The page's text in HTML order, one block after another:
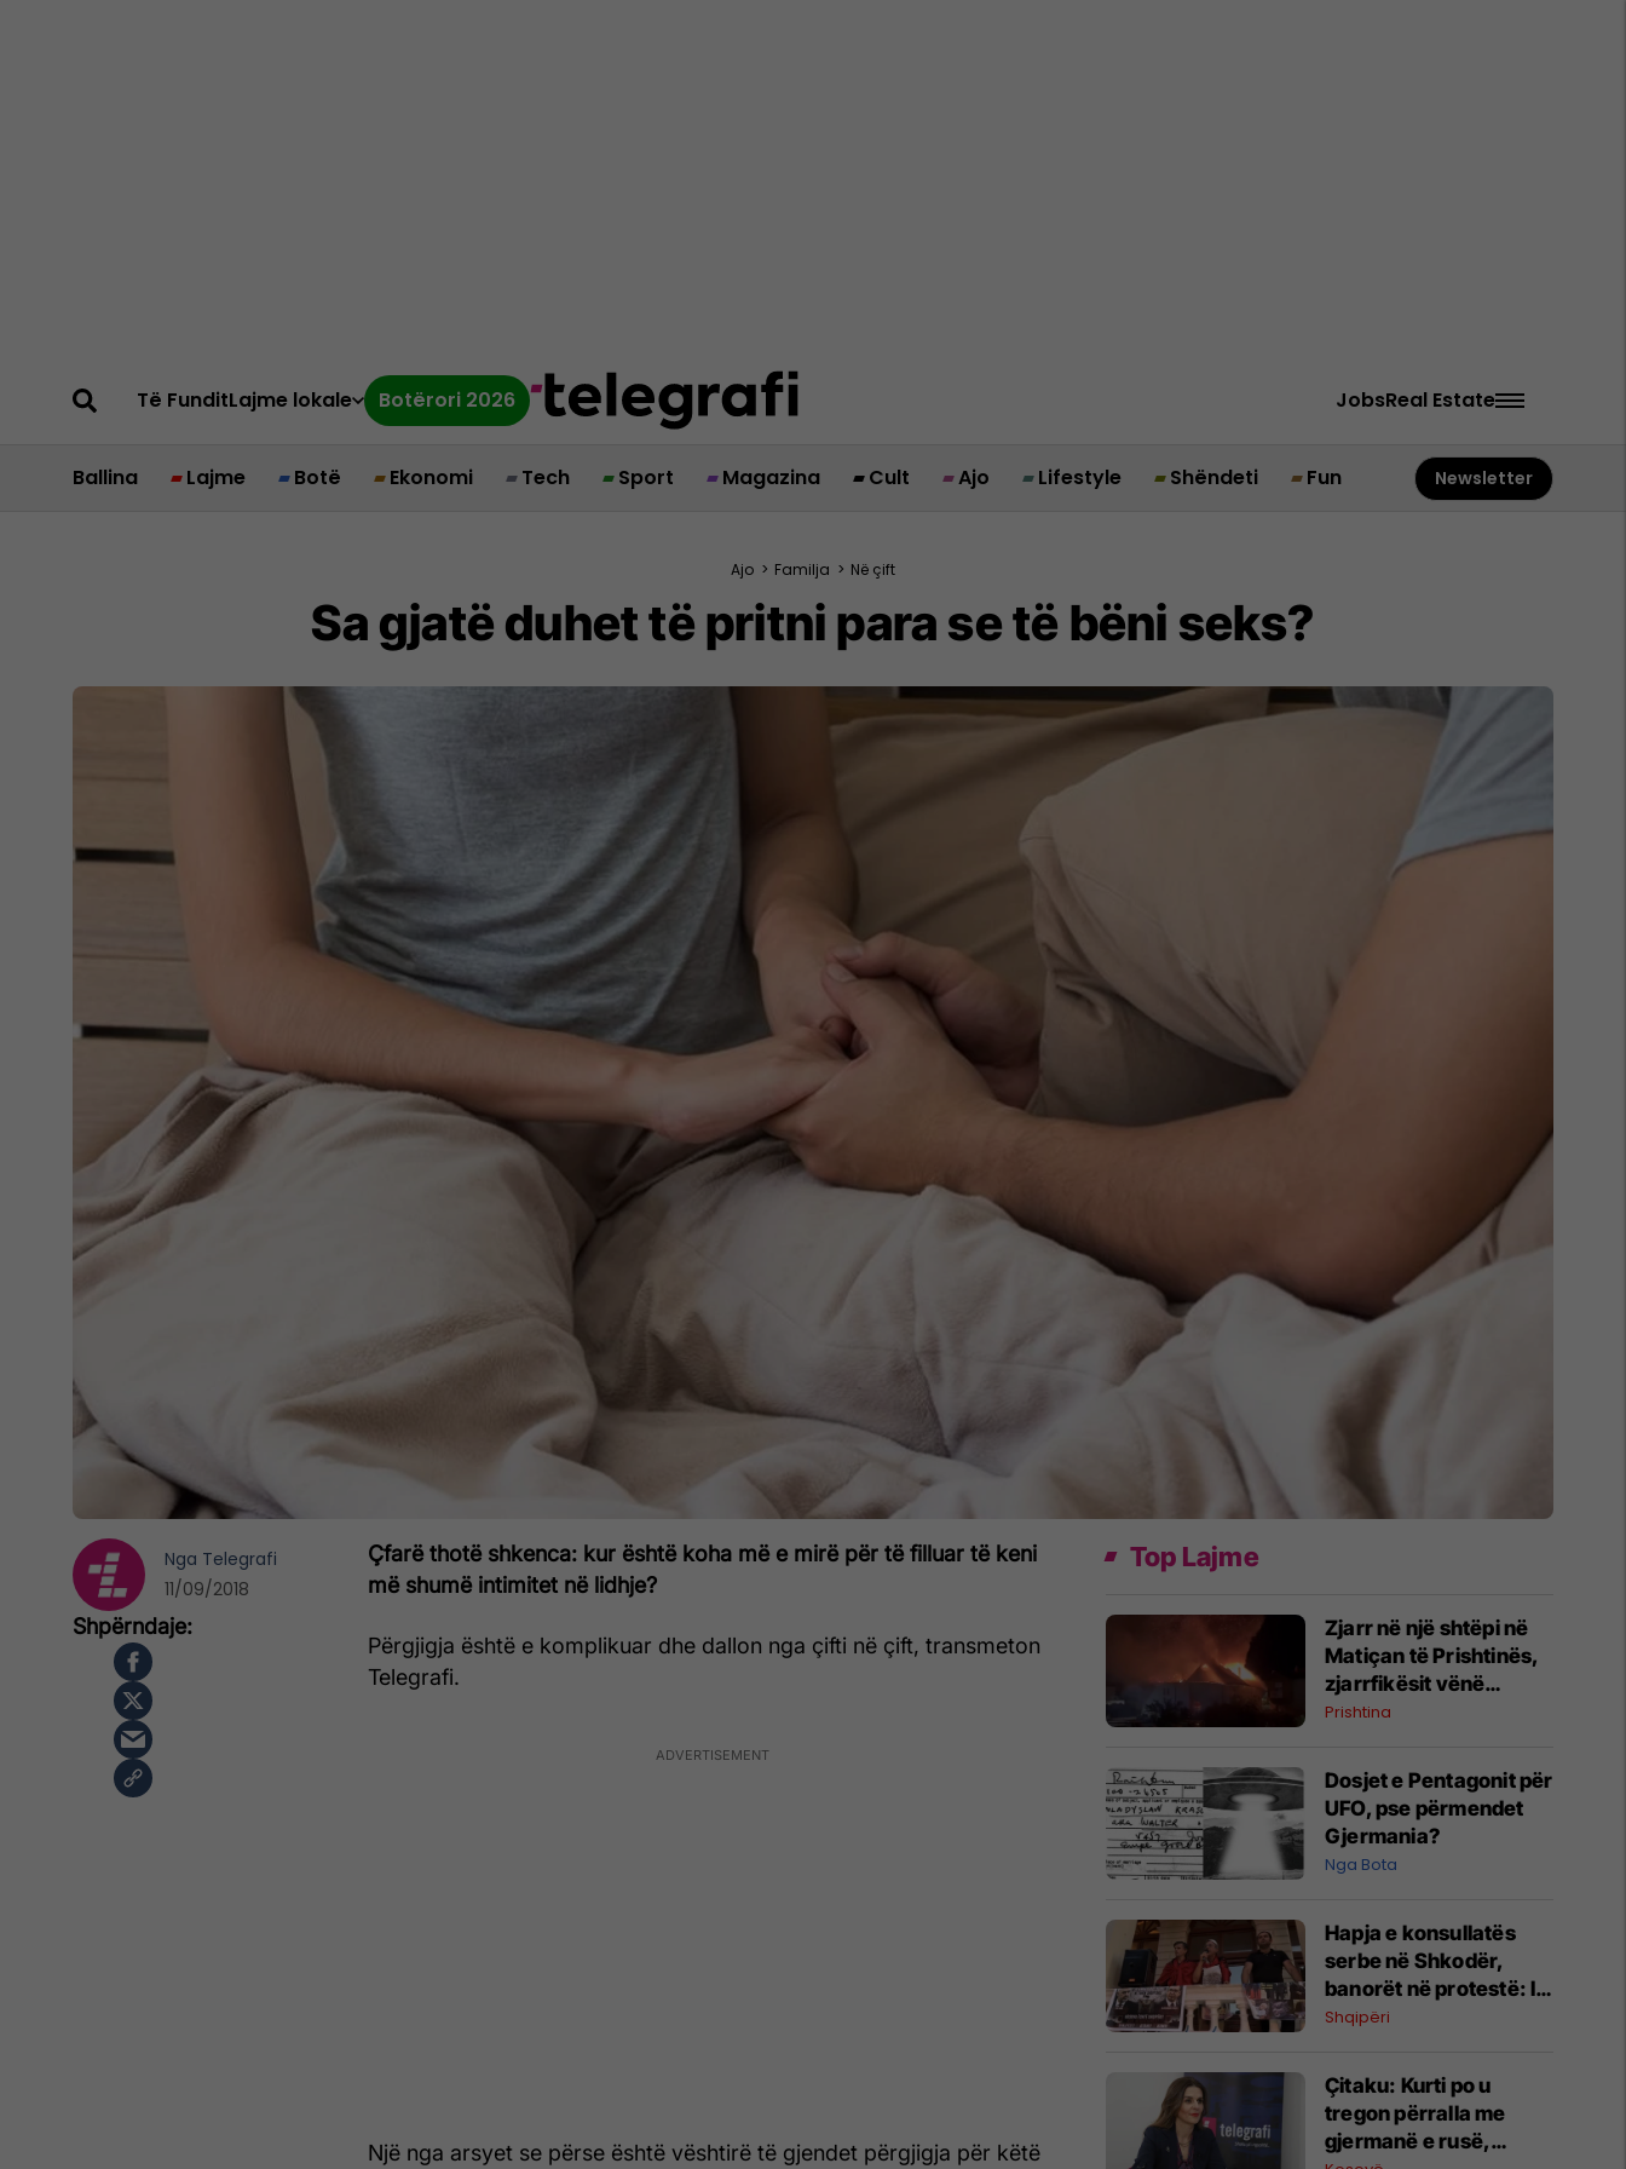
Të FunditLajme lokale Botërori 2026 JobsReal Estate
Ballina Lajme Botë Ekonomi Tech Sport Magazina Cult Ajo Lifestyle Shëndeti Fun Newsletter
Ajo > Familja > Në çift
Sa gjatë duhet të pritni para se të bëni seks?
Çfarë thotë shkenca: kur është koha më e mirë për të filluar të keni
më shumë intimitet në lidhje?
Përgjigja është e komplikuar dhe dallon nga çifti në çift, transmeton
Telegrafi.
Një nga arsyet se përse është vështirë të gjendet përgjigja për këtë
Nga Telegrafi
11/09/2018
Top Lajme
Zjarr në një shtëpi në
Matiçan të Prishtinës,
zjarrfikësit vënë
situatën nën kontroll
Prishtina
Dosjet e Pentagonit për
UFO, pse përmendet
Gjermania?
Nga Bota
Hapja e konsullatës
serbe në Shkodër,
banorët në protestë: I
kemi të freskëta
shumë
Shqipëri
Çitaku: Kurti po u
tregon përralla me
gjermanë e rusë,